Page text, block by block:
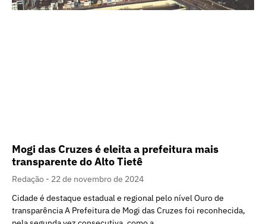
Mogi das Cruzes é eleita a prefeitura mais
transparente do Alto Tietê
Redação
22 de novembro de 2024
Cidade é destaque estadual e regional pelo nível Ouro de
transparência A Prefeitura de Mogi das Cruzes foi reconhecida,